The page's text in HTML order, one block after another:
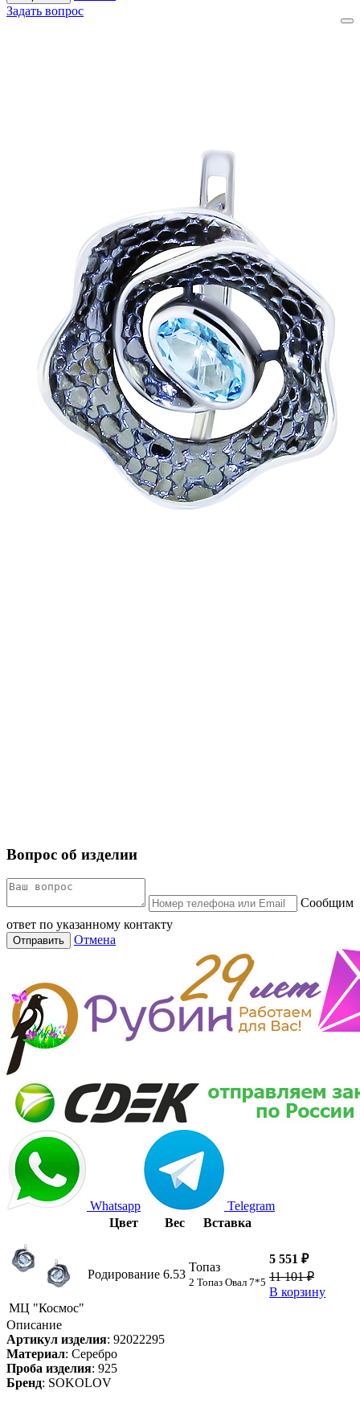
Задать вопрос
Вопрос об изделии
Сообщим
ответ по указанному контакту
Отправить Отмена
Whatsapp
Telegram
Цвет
Вес Вставка
МЦ "Космос"
Родирование 6.53
Топаз
2 Топаз Овал 7*5
5 551 ₽
11 101 ₽
В корзину
Описание
Артикул изделия: 92022295
Материал: Серебро
Проба изделия: 925
Бренд: SOKOLOV